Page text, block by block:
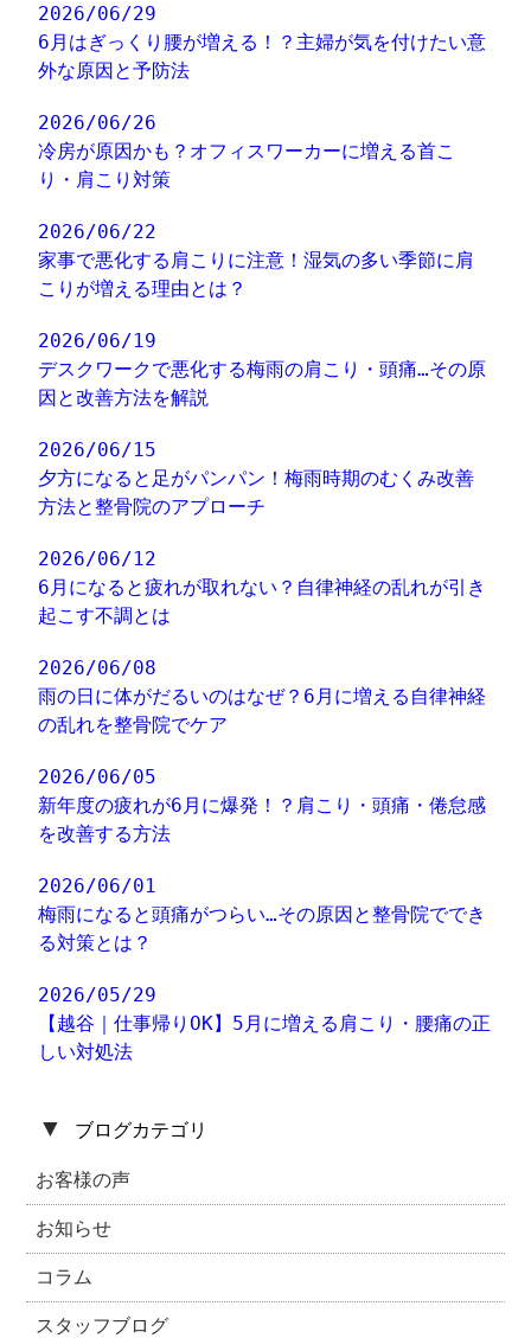
2026/06/29
6月はぎっくり腰が増える！？主婦が気を付けたい意
外な原因と予防法
2026/06/26
冷房が原因かも？オフィスワーカーに増える首こ
り・肩こり対策
2026/06/22
家事で悪化する肩こりに注意！湿気の多い季節に肩
こりが増える理由とは？
2026/06/19
デスクワークで悪化する梅雨の肩こり・頭痛…その原
因と改善方法を解説
2026/06/15
夕方になると足がパンパン！梅雨時期のむくみ改善
方法と整骨院のアプローチ
2026/06/12
6月になると疲れが取れない？自律神経の乱れが引き
起こす不調とは
2026/06/08
雨の日に体がだるいのはなぜ？6月に増える自律神経
の乱れを整骨院でケア
2026/06/05
新年度の疲れが6月に爆発！？肩こり・頭痛・倦怠感
を改善する方法
2026/06/01
梅雨になると頭痛がつらい…その原因と整骨院ででき
る対策とは？
2026/05/29
【越谷｜仕事帰りOK】5月に増える肩こり・腰痛の正
しい対処法
▼ ブログカテゴリ
お客様の声
お知らせ
コラム
スタッフブログ